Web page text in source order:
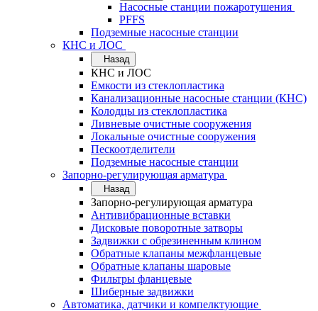
Насосные станции пожаротушения
PFFS
Подземные насосные станции
КНС и ЛОС
Назад
КНС и ЛОС
Емкости из стеклопластика
Канализационные насосные станции (КНС)
Колодцы из стеклопластика
Ливневые очистные сооружения
Локальные очистные сооружения
Пескоотделители
Подземные насосные станции
Запорно-регулирующая арматура
Назад
Запорно-регулирующая арматура
Антивибрационные вставки
Дисковые поворотные затворы
Задвижки с обрезиненным клином
Обратные клапаны межфланцевые
Обратные клапаны шаровые
Фильтры фланцевые
Шиберные задвижки
Автоматика, датчики и компелктующие